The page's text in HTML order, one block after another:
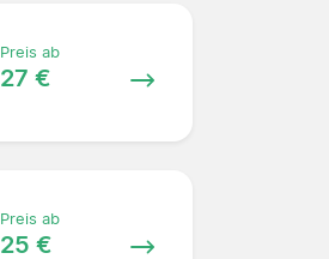
Preis ab
27 €
Preis ab
25 €